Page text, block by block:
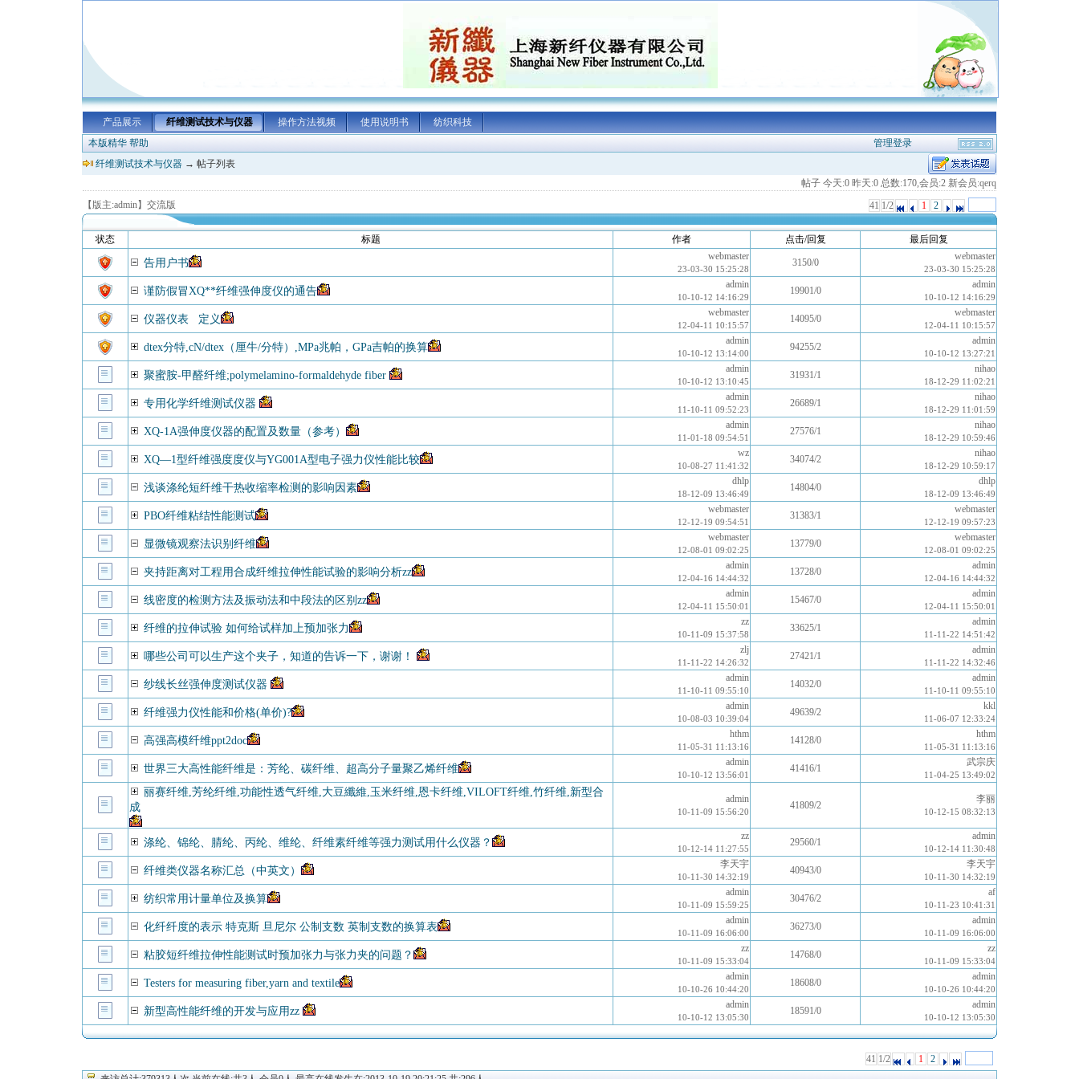
产品展示 纤维测试技术与仪器 操作方法视频 使用说明书
纺织科技
本版精华 帮助
管理登录
纤维测试技术与仪器 → 帖子列表
帖子 今天:0 昨天:0 总数:170,会员:2 新会员:qerq
【版主:admin】交流版
41 1/2 1 2
状态 标题 作者 点击/回复 最后回复
告用户书
webmaster
23-03-30 15:25:28
3150/0
webmaster
23-03-30 15:25:28
谨防假冒XQ**纤维强伸度仪的通告
admin
10-10-12 14:16:29
19901/0
admin
10-10-12 14:16:29
仪器仪表 定义
webmaster
12-04-11 10:15:57
14095/0
webmaster
12-04-11 10:15:57
dtex分特,cN/dtex（厘牛/分特）,MPa兆帕，GPa吉帕的换算
admin
10-10-12 13:14:00
94255/2
admin
10-10-12 13:27:21
聚蜜胺-甲醛纤维;polymelamino-formaldehyde fiber
admin
10-10-12 13:10:45
31931/1
nihao
18-12-29 11:02:21
专用化学纤维测试仪器
admin
11-10-11 09:52:23
26689/1
nihao
18-12-29 11:01:59
XQ-1A强伸度仪器的配置及数量（参考）
admin
11-01-18 09:54:51
27576/1
nihao
18-12-29 10:59:46
XQ—1型纤维强度度仪与YG001A型电子强力仪性能比较
wz
10-08-27 11:41:32
34074/2
nihao
18-12-29 10:59:17
浅谈涤纶短纤维干热收缩率检测的影响因素
dhlp
18-12-09 13:46:49
14804/0
dhlp
18-12-09 13:46:49
PBO纤维粘结性能测试
webmaster
12-12-19 09:54:51
31383/1
webmaster
12-12-19 09:57:23
显微镜观察法识别纤维
webmaster
12-08-01 09:02:25
13779/0
webmaster
12-08-01 09:02:25
夹持距离对工程用合成纤维拉伸性能试验的影响分析zz
admin
12-04-16 14:44:32
13728/0
admin
12-04-16 14:44:32
线密度的检测方法及振动法和中段法的区别zz
admin
12-04-11 15:50:01
15467/0
admin
12-04-11 15:50:01
纤维的拉伸试验 如何给试样加上预加张力
zz
10-11-09 15:37:58
33625/1
admin
11-11-22 14:51:42
哪些公司可以生产这个夹子，知道的告诉一下，谢谢！
zlj
11-11-22 14:26:32
27421/1
admin
11-11-22 14:32:46
纱线长丝强伸度测试仪器
admin
11-10-11 09:55:10
14032/0
admin
11-10-11 09:55:10
纤维强力仪性能和价格(单价)?
admin
10-08-03 10:39:04
49639/2
kkl
11-06-07 12:33:24
高强高模纤维ppt2doc
hthm
11-05-31 11:13:16
14128/0
hthm
11-05-31 11:13:16
世界三大高性能纤维是：芳纶、碳纤维、超高分子量聚乙烯纤维
admin
10-10-12 13:56:01
41416/1
武宗庆
11-04-25 13:49:02
丽赛纤维,芳纶纤维,功能性透气纤维,大豆纖維,玉米纤维,恩卡纤维,VILOFT纤维,竹纤维,新型合
成
admin
10-11-09 15:56:20
41809/2
李丽
10-12-15 08:32:13
涤纶、锦纶、腈纶、丙纶、维纶、纤维素纤维等强力测试用什么仪器？
zz
10-12-14 11:27:55
29560/1
admin
10-12-14 11:30:48
纤维类仪器名称汇总（中英文）
李天宇
10-11-30 14:32:19
40943/0
李天宇
10-11-30 14:32:19
纺织常用计量单位及换算
admin
10-11-09 15:59:25
30476/2
af
10-11-23 10:41:31
化纤纤度的表示 特克斯 旦尼尔 公制支数 英制支数的换算表
admin
10-11-09 16:06:00
36273/0
admin
10-11-09 16:06:00
粘胶短纤维拉伸性能测试时预加张力与张力夹的问题？
zz
10-11-09 15:33:04
14768/0
zz
10-11-09 15:33:04
Testers for measuring fiber,yarn and textile
admin
10-10-26 10:44:20
18608/0
admin
10-10-26 10:44:20
新型高性能纤维的开发与应用zz
admin
10-10-12 13:05:30
18591/0
admin
10-10-12 13:05:30
41 1/2 1
2